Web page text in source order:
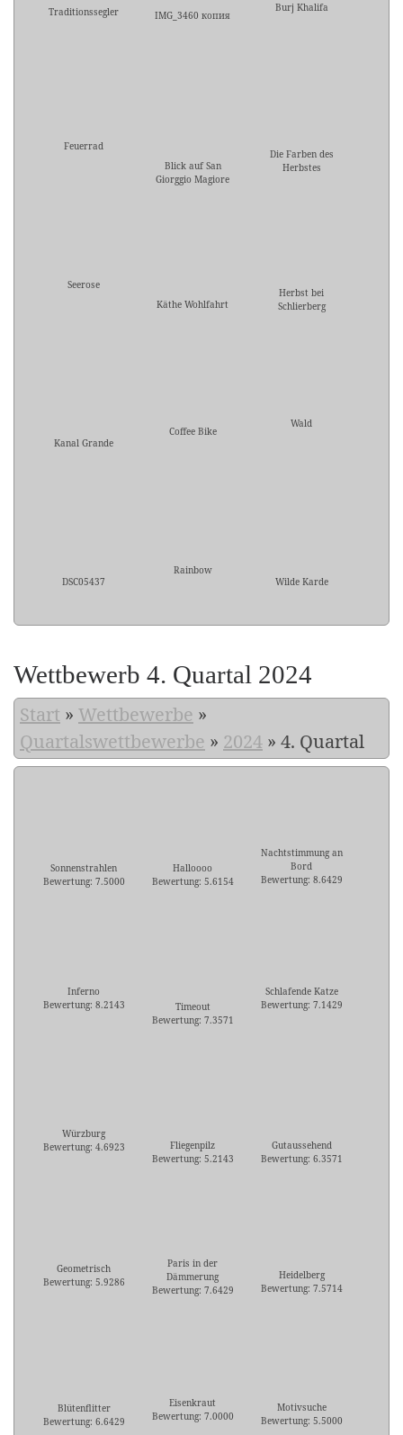
Traditionssegler IMG_3460 копия
Burj Khalifa
Feuerrad
Blick auf San
Giorggio Magiore
Die Farben des
Herbstes
Seerose
Käthe Wohlfahrt
Herbst bei
Schlierberg
Kanal Grande
Coffee Bike
Wald
DSC05437
Rainbow
Wilde Karde
Wettbewerb 4. Quartal 2024
Start » Wettbewerbe »
Quartalswettbewerbe » 2024 » 4. Quartal
Sonnenstrahlen
Bewertung: 7.5000
Halloooo
Bewertung: 5.6154
Nachtstimmung an
Bord
Bewertung: 8.6429
Inferno
Bewertung: 8.2143
Timeout
Bewertung: 7.3571
Schlafende Katze
Bewertung: 7.1429
Würzburg
Bewertung: 4.6923
Fliegenpilz
Bewertung: 5.2143
Gutaussehend
Bewertung: 6.3571
Geometrisch
Bewertung: 5.9286
Paris in der
Dämmerung
Bewertung: 7.6429
Heidelberg
Bewertung: 7.5714
Blütenflitter
Bewertung: 6.6429
Eisenkraut
Bewertung: 7.0000
Motivsuche
Bewertung: 5.5000